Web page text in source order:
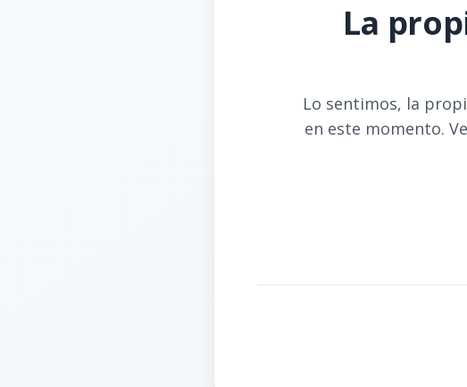
La
Lo sentimos, la
en este momento.